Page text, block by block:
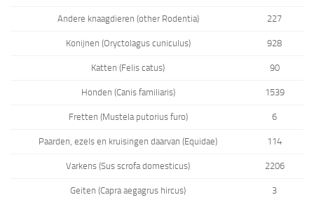
Andere knaagdieren (other Rodentia) 227
Konijnen (Oryctolagus cuniculus) 928
Katten (Felis catus) 90
Honden (Canis familiaris) 1539
Fretten (Mustela putorius furo) 6
Paarden, ezels en kruisingen daarvan (Equidae) 114
Varkens (Sus scrofa domesticus) 2206
Geiten (Capra aegagrus hircus) 3